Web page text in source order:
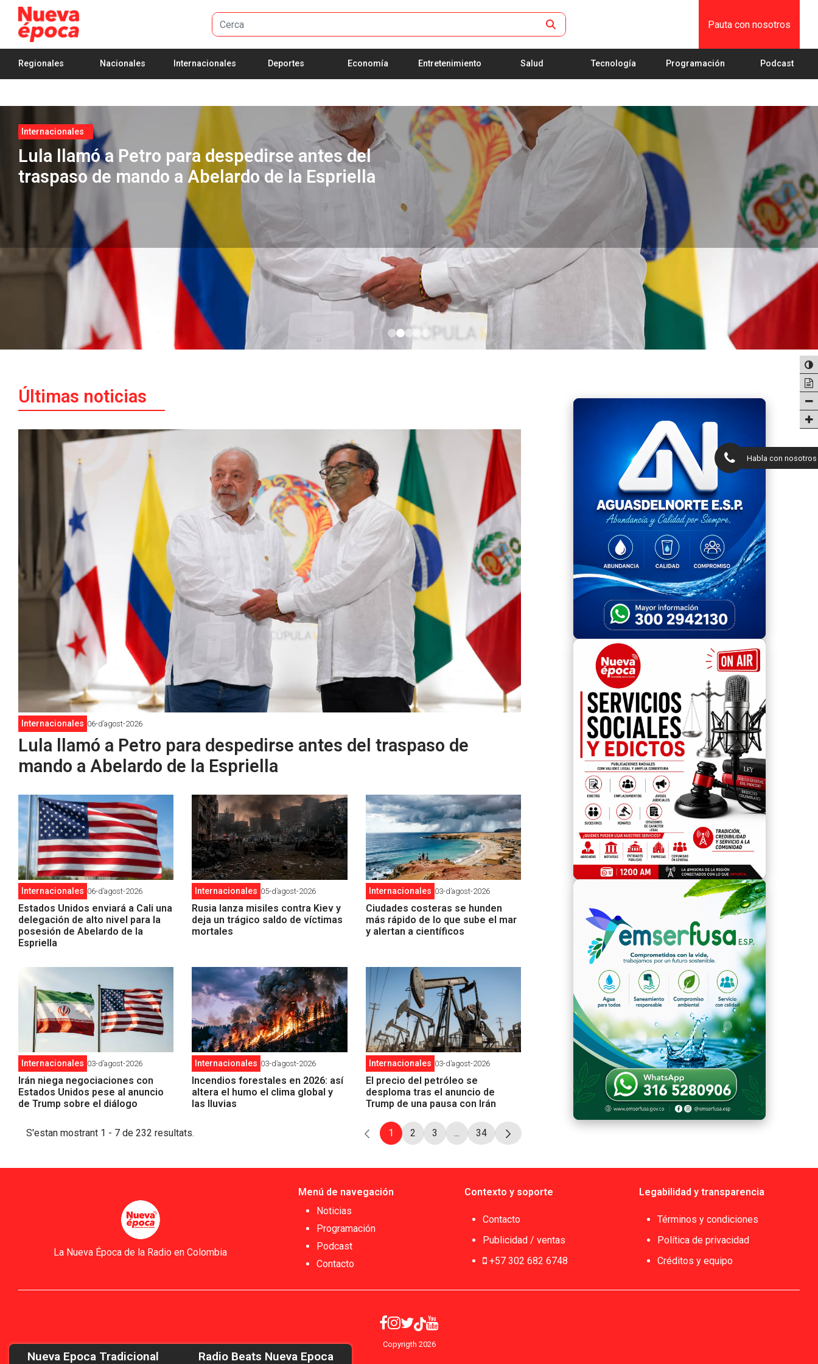
Salta al contingut principal
Pauta con nosotros
Regionales Nacionales Internacionales Deportes Economía Entretenimiento Salud Tecnología Programación Podcast
Internacionales
Estados Unidos enviará a Cali una delegación de
alto nivel para la posesión de Abelardo de la
Espriella
Últimas noticias
Internacionales 06-d’agost-2026
Lula llamó a Petro para despedirse antes del traspaso de
mando a Abelardo de la Espriella
Internacionales 06-d’agost-2026
Estados Unidos enviará a Cali una
delegación de alto nivel para la
posesión de Abelardo de la
Espriella
Internacionales 05-d’agost-2026
Rusia lanza misiles contra Kiev y
deja un trágico saldo de víctimas
mortales
Internacionales 03-d’agost-2026
Ciudades costeras se hunden
más rápido de lo que sube el mar
y alertan a científicos
Internacionales 03-d’agost-2026
Irán niega negociaciones con
Estados Unidos pese al anuncio
de Trump sobre el diálogo
Internacionales 03-d’agost-2026
Incendios forestales en 2026: así
altera el humo el clima global y
las lluvias
Internacionales 03-d’agost-2026
El precio del petróleo se
desploma tras el anuncio de
Trump de una pausa con Irán
S'estan mostrant 1 - 7 de 232 resultats. Pàgina
1 Pàgina
2 Pàgina
3 ...Pàgines intermèdies Utilitzeu TAB per navegar.
Pàgina
34
Habla con nosotros
La Nueva Época de la Radio en Colombia
Menú de navegación
Noticias
Programación
Podcast
Contacto
Contexto y soporte
Contacto
Publicidad / ventas
+57 302 682 6748
Legabilidad y transparencia
Términos y condiciones
Política de privacidad
Créditos y equipo
Copyrigth 2026
Nueva Epoca Tradicional Radio Beats Nueva Epoca